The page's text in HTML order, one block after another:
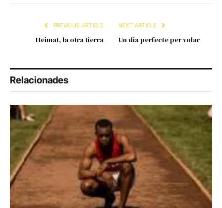
PREVIOUS ARTICLE
Heimat, la otra tierra
NEXT ARTICLE
Un dia perfecte per volar
Relacionades